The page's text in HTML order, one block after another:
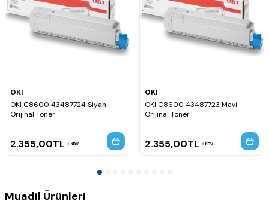
OKI
OKI C8600 43487724 Siyah
Orijinal Toner
2.355,00TL KDV
OKI
OKI C8600 43487723 Mavi
Orijinal Toner
2.355,00TL KDV
Muadil Ürünleri